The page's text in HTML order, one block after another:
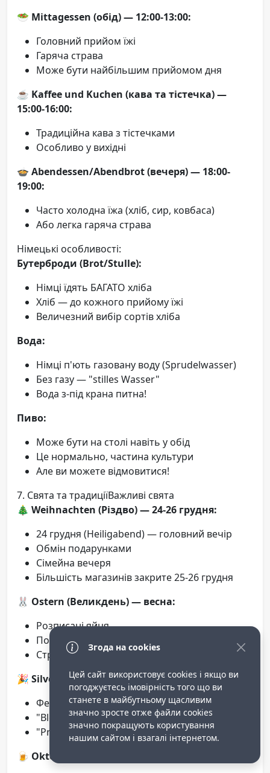
🥗 Mittagessen (обід) — 12:00-13:00:
Головний прийом їжі
Гаряча страва
Може бути найбільшим прийомом дня
☕ Kaffee und Kuchen (кава та тістечка) —
15:00-16:00:
Традиційна кава з тістечками
Особливо у вихідні
🍲 Abendessen/Abendbrot (вечеря) — 18:00-
19:00:
Часто холодна їжа (хліб, сир, ковбаса)
Або легка гаряча страва
Німецькі особливості:
Бутерброди (Brot/Stulle):
Німці їдять БАГАТО хліба
Хліб — до кожного прийому їжі
Величезний вибір сортів хліба
Вода:
Німці п'ють газовану воду (Sprudelwasser)
Без газу — "stilles Wasser"
Вода з-під крана питна!
Пиво:
Може бути на столі навіть у обід
Це нормально, частина культури
Але ви можете відмовитися!
7. Свята та традиціїВажливі свята
🎄 Weihnachten (Різдво) — 24-26 грудня:
24 грудня (Heiligabend) — головний вечір
Обмін подарунками
Сімейна вечеря
Більшість магазинів закрите 25-26 грудня
🐰 Ostern (Великдень) — весна:
Розписані яйця
Пошук яєць у саду
Страви з яйця та ягня
🎉 Silvester (Новий рік) — 31 грудня:
Феєрверки опівночі
"Bleigiessen" — ворожіння на свинці
"Prost Neujahr!" — З Новим роком!
🍺 Oktoberfest (жовтень) — Мюнхен:
Згода на cookies
Цей сайт використовує cookies і якщо ви
погоджуєтесь імовірність того що ви
станете в майбутньому щасливим
значно зросте отже файли cookies
значно покращують користування
нашим сайтом і взагалі інтернетом.